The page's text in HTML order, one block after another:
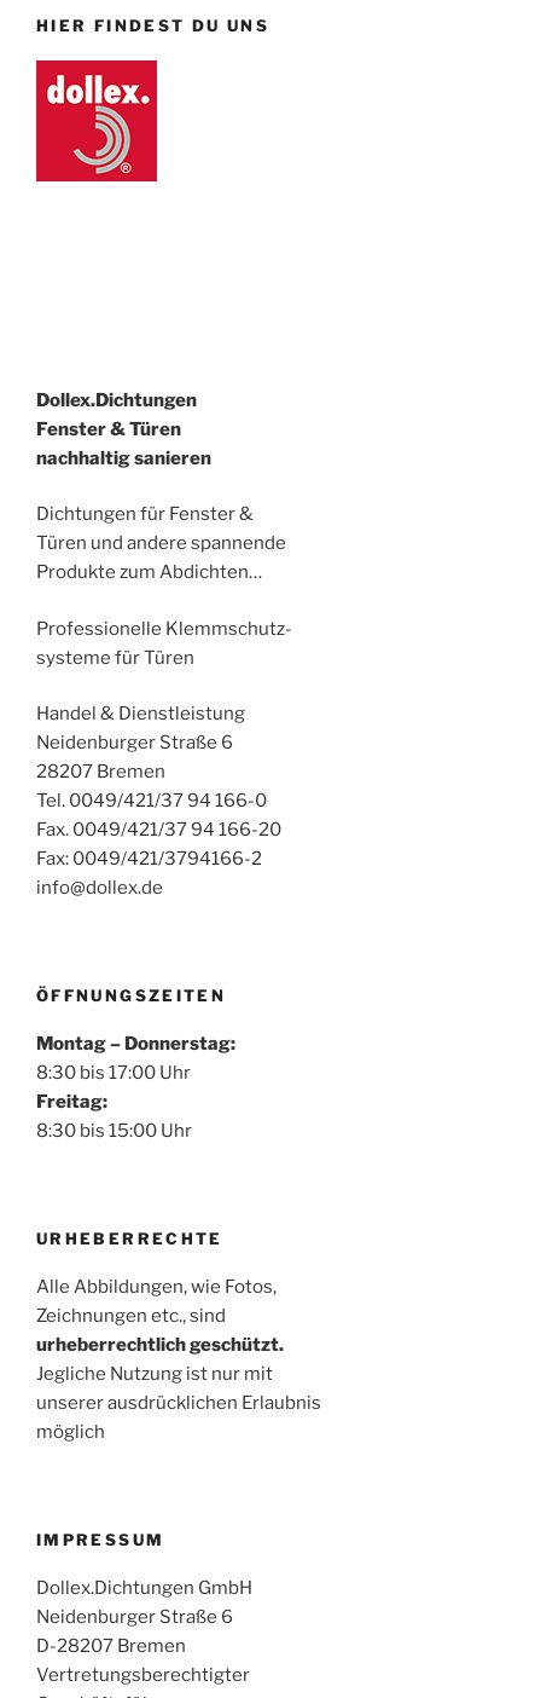
HIER FINDEST DU UNS
Dollex.Dichtungen
Fenster & Türen
nachhaltig sanieren
Dichtungen für Fenster &
Türen und andere spannende
Produkte zum Abdichten…
Professionelle Klemmschutz-
systeme für Türen
Handel & Dienstleistung
Neidenburger Straße 6
28207 Bremen
Tel. 0049/421/37 94 166-0
Fax. 0049/421/37 94 166-20
Fax: 0049/421/3794166-2
info@dollex.de
ÖFFNUNGSZEITEN
Montag – Donnerstag:
8:30 bis 17:00 Uhr
Freitag:
8:30 bis 15:00 Uhr
URHEBERRECHTE
Alle Abbildungen, wie Fotos,
Zeichnungen etc., sind
urheberrechtlich geschützt.
Jegliche Nutzung ist nur mit
unserer ausdrücklichen Erlaubnis
möglich
IMPRESSUM
Dollex.Dichtungen GmbH
Neidenburger Straße 6
D-28207 Bremen
Vertretungsberechtigter